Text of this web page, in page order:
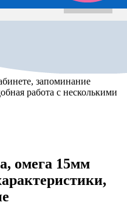
запоминание
работа с несколькими
омега 15мм